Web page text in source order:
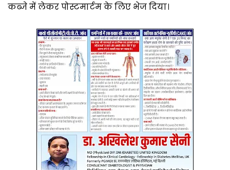
कब्जे में लेकर पोस्टमार्टम के लिए भेज दिया।